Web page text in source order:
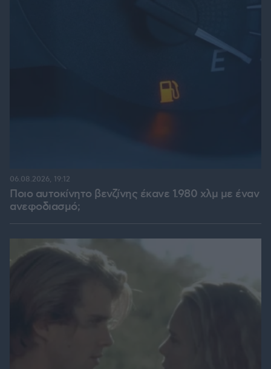
Ποιο αυτοκίνητο βενζίνης έκανε 1.980 χλμ με έναν
ανεφοδιασμό;
06.08.2026, 19:12